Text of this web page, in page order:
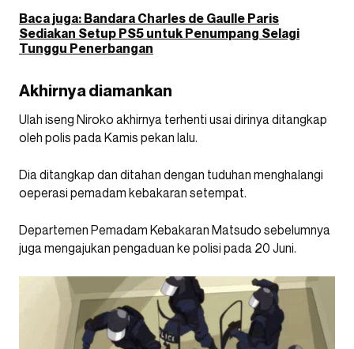
Baca juga: Bandara Charles de Gaulle Paris
Sediakan Setup PS5 untuk Penumpang Selagi
Tunggu Penerbangan
Akhirnya diamankan
Ulah iseng Niroko akhirnya terhenti usai dirinya ditangkap
oleh polis pada Kamis pekan lalu.
Dia ditangkap dan ditahan dengan tuduhan menghalangi
oeperasi pemadam kebakaran setempat.
Departemen Pemadam Kebakaran Matsudo sebelumnya
juga mengajukan pengaduan ke polisi pada 20 Juni.